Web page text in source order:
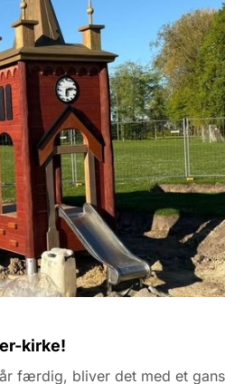
kirke!
færdig, bliver det med et